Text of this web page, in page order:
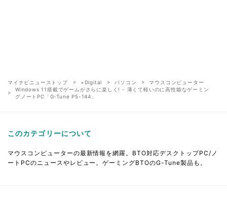
マイナビニューストップ +Digital パソコン
マウスコンピューター
Windows 11搭載でゲームがさらに楽しく! - 薄くて軽いのに高性能なゲーミン
グノートPC「G-Tune P5-144」
このカテゴリーについて
マウスコンピューターの最新情報を網羅。BTO対応デスクトップPC/ノ
ートPCのニュースやレビュー。ゲーミングBTOのG-Tune製品も。